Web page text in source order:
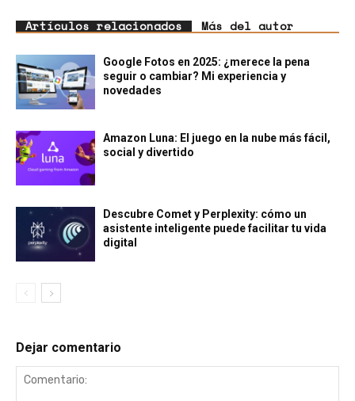
Artículos relacionados Más del autor
Google Fotos en 2025: ¿merece la pena
seguir o cambiar? Mi experiencia y
novedades
Amazon Luna: El juego en la nube más fácil,
social y divertido
Descubre Comet y Perplexity: cómo un
asistente inteligente puede facilitar tu vida
digital
Dejar comentario